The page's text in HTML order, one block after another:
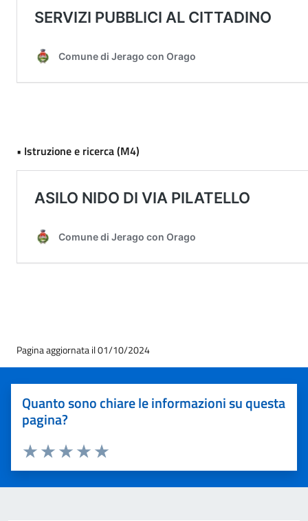
• Istruzione e ricerca (M4)
Pagina aggiornata il 01/10/2024
Quanto sono chiare le informazioni su questa
pagina?
Valuta 5 stelle su 5
Valuta 4 stelle su 5
Valuta 3 stelle su 5
Valuta 2 stelle su 5
Valuta 1 stelle su 5